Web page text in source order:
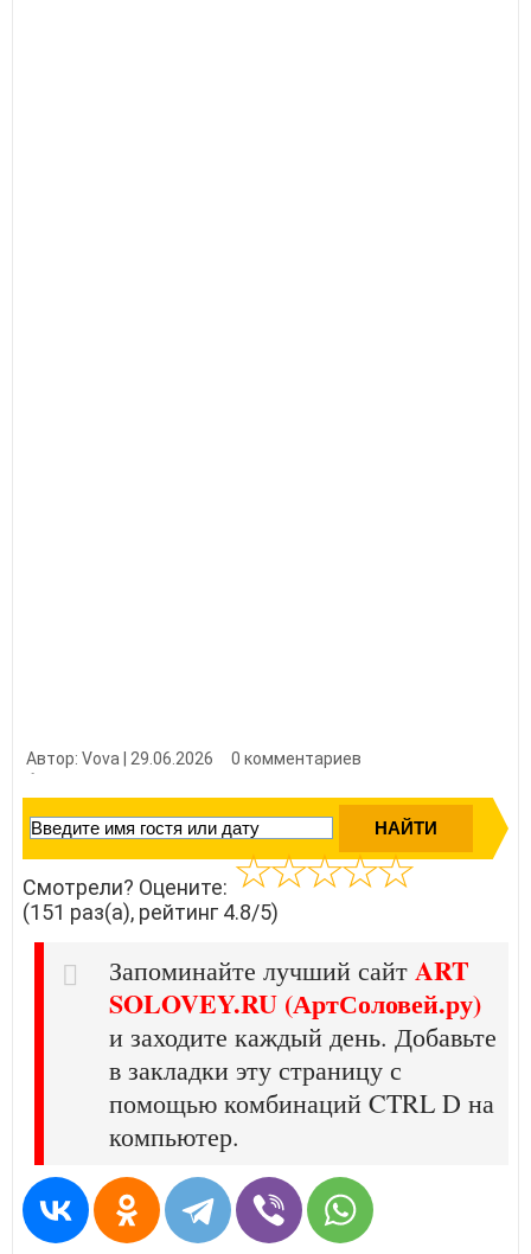
Автор: Vova | 29.06.2026
0 комментариев
Смотрели? Оцените:
(151 раз(а), рейтинг 4.8/5)
Запоминайте лучший сайт ART
SOLOVEY.RU (АртСоловей.ру)
и заходите каждый день. Добавьте
в закладки эту страницу с
помощью комбинаций CTRL D на
компьютер.